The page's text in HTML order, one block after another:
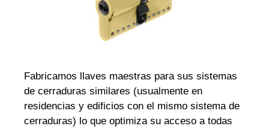
Fabricamos llaves maestras para sus sistemas
de cerraduras similares (usualmente en
residencias y edificios con el mismo sistema de
cerraduras) lo que optimiza su acceso a todas